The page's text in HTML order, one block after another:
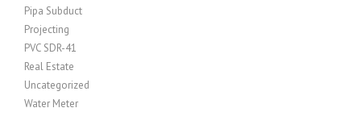
Pipa Subduct
Projecting
PVC SDR-41
Real Estate
Uncategorized
Water Meter